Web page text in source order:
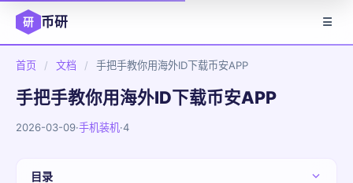
研 币研 ☰
首页 / 文档 / 手把手教你用海外ID下载币安APP
手把手教你用海外ID下载币安APP
2026-03-09·手机装机·4
目录